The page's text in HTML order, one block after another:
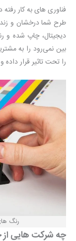
فناوری های به کار
طرح شما درخشان و
دیجیتال، چاپ شده و
بین نمی‌رود را به
را تحت تاثیر قرار
رنگ
چه شرکت هایی از